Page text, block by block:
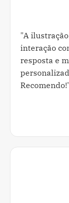
"A
interação
resposta e